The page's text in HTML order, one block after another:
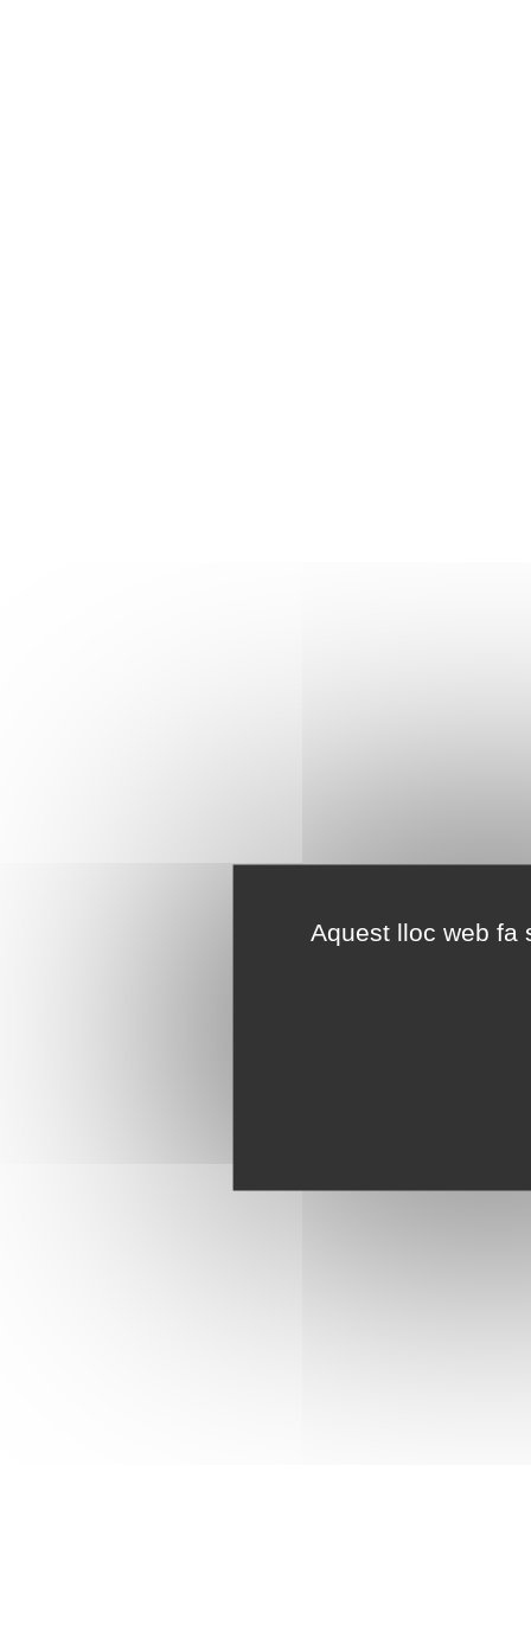
Aquest lloc web fa